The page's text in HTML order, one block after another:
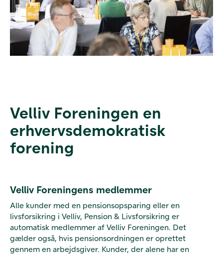
Velliv Foreningen en
erhvervsdemokratisk
forening
Velliv Foreningens medlemmer
Alle kunder med en pensionsopsparing eller en
livsforsikring i Velliv, Pension & Livsforsikring er
automatisk medlemmer af Velliv Foreningen. Det
gælder også, hvis pensionsordningen er oprettet
gennem en arbejdsgiver. Kunder, der alene har en